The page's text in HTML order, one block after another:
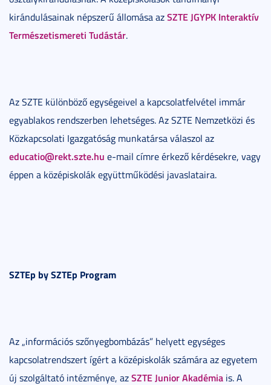
kirándulásainak népszerű állomása azSZTE JGYPK Interaktív
Természetismereti Tudástár.
Az SZTE különböző egységeivel a kapcsolatfelvétel immár
egyablakos rendszerben lehetséges. Az SZTE Nemzetközi és
Közkapcsolati Igazgatóság munkatársa válaszol az
educatio@rekt.szte.hu e-mail címre érkező kérdésekre, vagy
éppen a középiskolák együttműködési javaslataira.
SZTEp by SZTEp Program
Az „információs szőnyegbombázás” helyett egységes
kapcsolatrendszert ígért a középiskolák számára az egyetem
új szolgáltató intézménye, azSZTE Junior Akadémia is. A